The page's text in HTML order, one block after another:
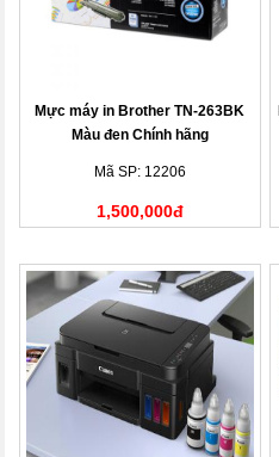
Mực máy in Brother TN-263BK
Màu đen Chính hãng
Mã SP: 12206
1,500,000đ